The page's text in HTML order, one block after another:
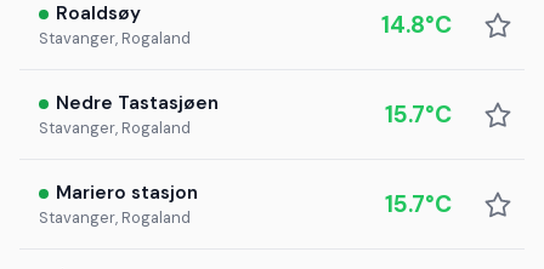
Roaldsøy
Stavanger, Rogaland 14.8°C
Nedre Tastasjøen
Stavanger, Rogaland 15.7°C
Mariero stasjon
Stavanger, Rogaland 15.7°C